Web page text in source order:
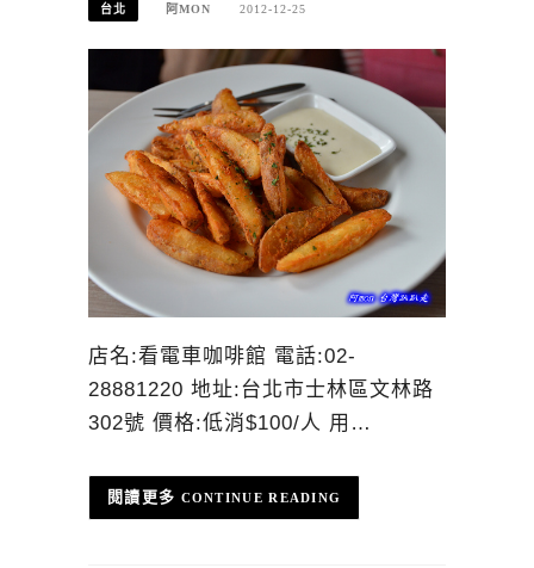
台北 阿MON 2012-12-25
店名:看電車咖啡館 電話:02-
28881220 地址:台北市士林區文林路
302號 價格:低消$100/人 用…
CONTINUE READING